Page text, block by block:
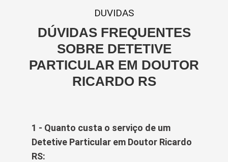
DUVIDAS
DÚVIDAS FREQUENTES
SOBRE DETETIVE
PARTICULAR EM DOUTOR
RICARDO RS
1 - Quanto custa o serviço de um
Detetive Particular em Doutor Ricardo
RS: